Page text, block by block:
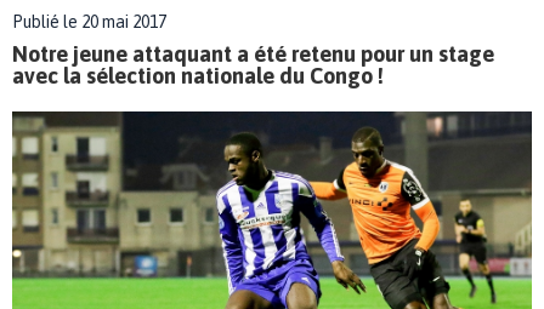
Publié le 20 mai 2017
Notre jeune attaquant a été retenu pour un stage
avec la sélection nationale du Congo !